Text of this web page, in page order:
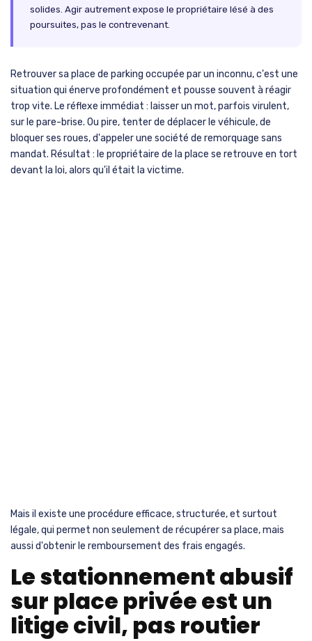
solides. Agir autrement expose le propriétaire lésé à des
poursuites, pas le contrevenant.
Retrouver sa place de parking occupée par un inconnu, c'est une
situation qui énerve profondément et pousse souvent à réagir
trop vite. Le réflexe immédiat : laisser un mot, parfois virulent,
sur le pare-brise. Ou pire, tenter de déplacer le véhicule, de
bloquer ses roues, d'appeler une société de remorquage sans
mandat. Résultat : le propriétaire de la place se retrouve en tort
devant la loi, alors qu'il était la victime.
Mais il existe une procédure efficace, structurée, et surtout
légale, qui permet non seulement de récupérer sa place, mais
aussi d'obtenir le remboursement des frais engagés.
Le stationnement abusif
sur place privée est un
litige civil, pas routier